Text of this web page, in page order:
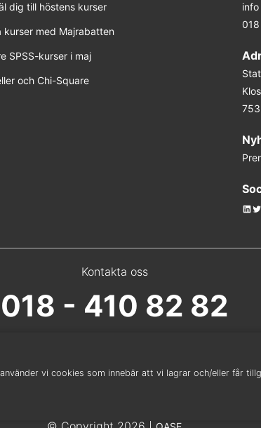
dig till höstens kurser
kurser med Majrabatten
SPSS-kurser i maj
och Chi-Square
Kontakta oss
018 - 410 82 82
vi cookies som innebär att vi lagrar och/eller får